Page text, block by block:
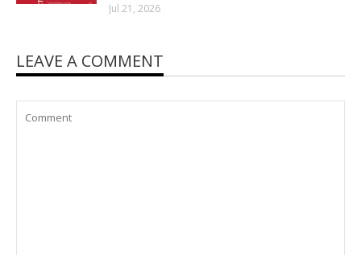
Jul 21, 2026
LEAVE A COMMENT